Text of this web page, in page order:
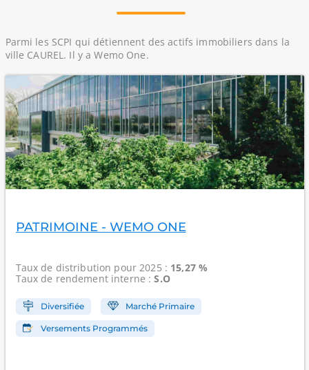
Parmi les SCPI qui détiennent des actifs immobiliers dans la
ville CAUREL. Il y a Wemo One.
PATRIMOINE - WEMO ONE
Taux de distribution pour 2025 : 15,27 %
Taux de rendement interne :S.O
Diversifiée Marché Primaire
Versements Programmés